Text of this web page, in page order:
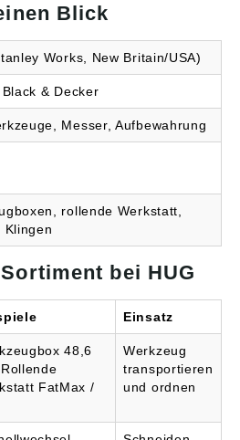
Blick
Works, New Britain/USA)
& Decker
Messer, Aufbewahrung
rollende Werkstatt,
Klingen
bei HUG
Einsatz
48,6
FatMax /
Werkzeug
transportieren
und ordnen